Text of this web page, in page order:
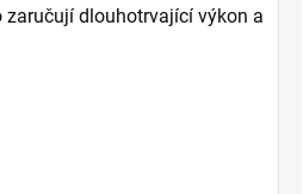
zaručují dlouhotrvající výkon a